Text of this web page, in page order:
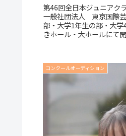
第46回全日本ジュニアク
一般社団法人 東京国際
部・大学1年生の部・大
きホール・大ホールにて
コンクールオーディション